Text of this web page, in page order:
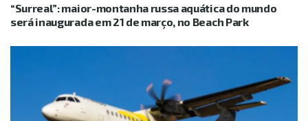
“Surreal”: maior-montanha russa aquática do mundo
será inaugurada em 21 de março, no Beach Park